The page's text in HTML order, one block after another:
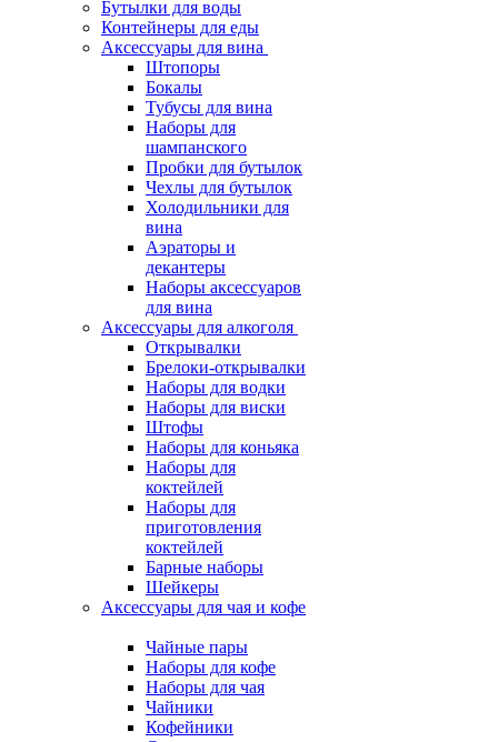
Бутылки для воды
Контейнеры для еды
Аксессуары для вина
Штопоры
Бокалы
Тубусы для вина
Наборы для
шампанского
Пробки для бутылок
Чехлы для бутылок
Холодильники для
вина
Аэраторы и
декантеры
Наборы аксессуаров
для вина
Аксессуары для алкоголя
Открывалки
Брелоки-открывалки
Наборы для водки
Наборы для виски
Штофы
Наборы для коньяка
Наборы для
коктейлей
Наборы для
приготовления
коктейлей
Барные наборы
Шейкеры
Аксессуары для чая и кофе
Чайные пары
Наборы для кофе
Наборы для чая
Чайники
Кофейники